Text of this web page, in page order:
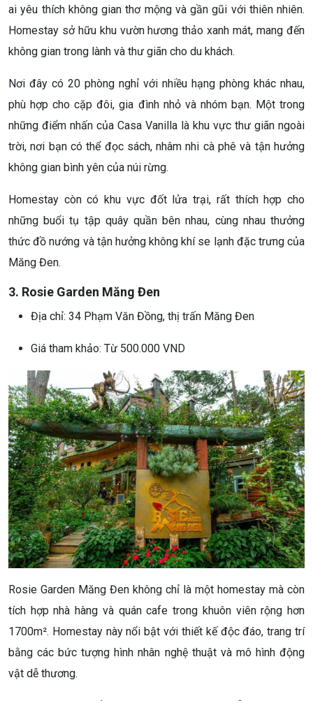
ai yêu thích không gian thơ mộng và gần gũi với thiên nhiên.
Homestay sở hữu khu vườn hương thảo xanh mát, mang đến
không gian trong lành và thư giãn cho du khách.
Nơi đây có 20 phòng nghỉ với nhiều hạng phòng khác nhau,
phù hợp cho cặp đôi, gia đình nhỏ và nhóm bạn. Một trong
những điểm nhấn của Casa Vanilla là khu vực thư giãn ngoài
trời, nơi bạn có thể đọc sách, nhâm nhi cà phê và tận hưởng
không gian bình yên của núi rừng.
Homestay còn có khu vực đốt lửa trại, rất thích hợp cho
những buổi tụ tập quây quần bên nhau, cùng nhau thưởng
thức đồ nướng và tận hưởng không khí se lạnh đặc trưng của
Măng Đen.
3. Rosie Garden Măng Đen
Địa chỉ: 34 Phạm Văn Đồng, thị trấn Măng Đen
Giá tham khảo: Từ 500.000 VND
Rosie Garden Măng Đen không chỉ là một homestay mà còn
tích hợp nhà hàng và quán cafe trong khuôn viên rộng hơn
1700m². Homestay này nổi bật với thiết kế độc đáo, trang trí
bằng các bức tượng hình nhân nghệ thuật và mô hình động
vật dễ thương.